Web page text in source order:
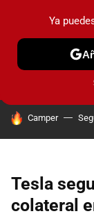
PRUEBAS
HOY SE HABLA
Camper
Tesla
colateral
Ya